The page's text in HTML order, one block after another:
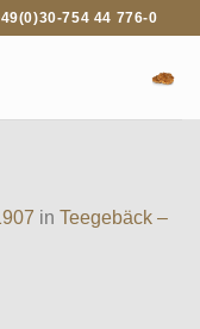
754 44 776-0
in Teegebäck –